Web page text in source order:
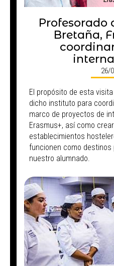
Profesorado
Bretaña,
26/
El propósito de esta
dicho instituto para
marco de proyectos de
Erasmus+, así como
establecimientos
funcionen como
nuestro alumnado.